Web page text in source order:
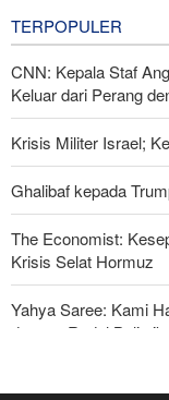
TERPOPULER
CNN: Kepala Staf
Keluar dari Perang
Krisis Militer Israel;
Ghalibaf kepada
The Economist:
Krisis Selat Hormuz
Yahya Saree: Kami
dengan Rudal Balistik